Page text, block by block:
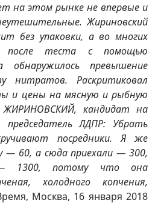
на этом рынке не впервые и
Жириновский
без упаковки, а во многих
после теста с помощью
обнаружилось превышение
нитратов. Раскритиковал
и цены на мясную и рыбную
ЖИРИНОВСКИЙ, кандидат на
ЛДПР: Убрать
посредники. Я же
— 60, а сюда приехали — 300,
потому что она
холодного копчения,
Москва, 16 января 2018